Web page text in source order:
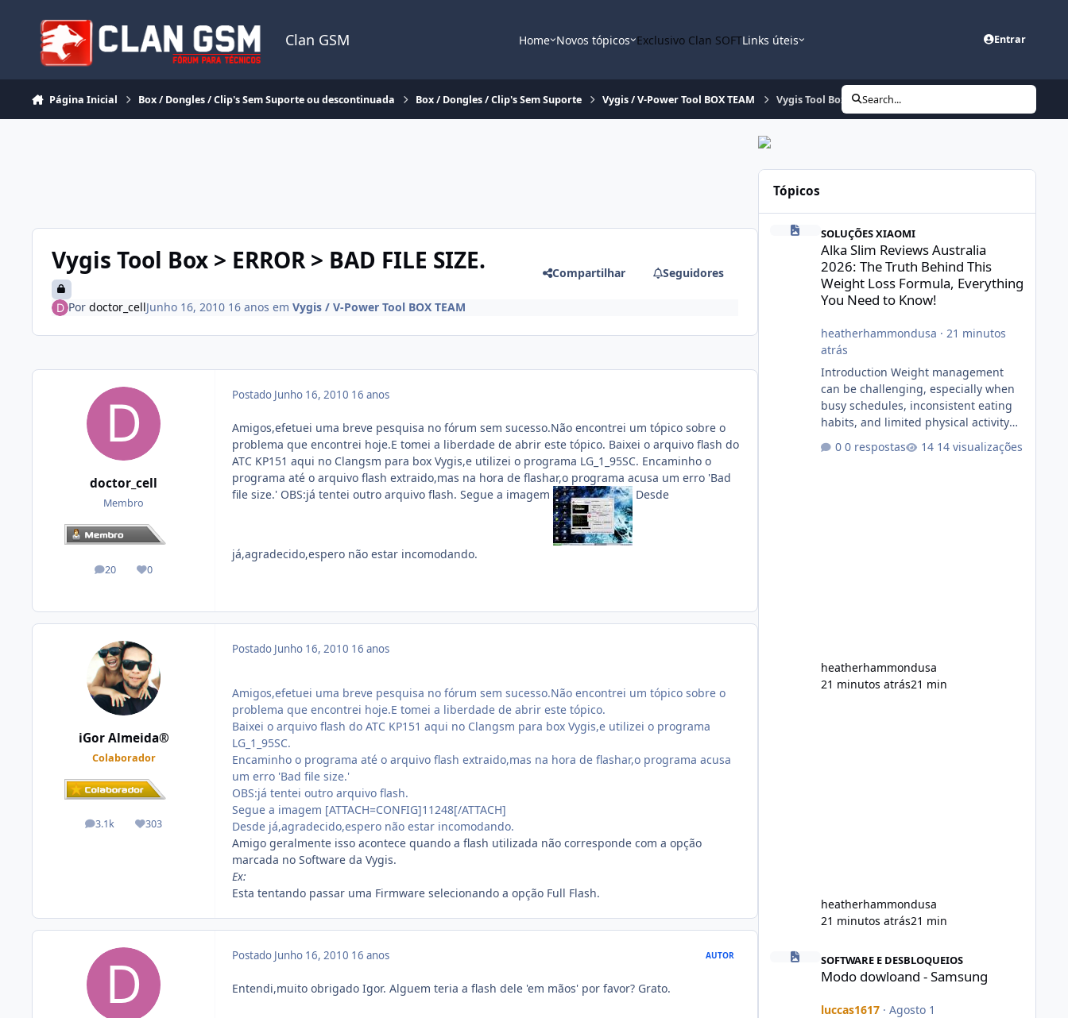
Clan GSM Home Novos tópicos Exclusivo Clan SOFTLinks úteis Entrar
Página Inicial Box / Dongles / Clip's Sem Suporte ou descontinuada Box / Dongles / Clip's Sem Suporte Vygis / V-Power Tool BOX TEAM Vygis Tool Box > ERROR > BAD FILE SIZE.
Search...
Vygis Tool Box > ERROR > BAD FILE SIZE. Compartilhar Seguidores
Por doctor_cellJunho 16, 2010 16 anos em Vygis / V-Power Tool BOX TEAM
doctor_cell
Membro
20
posts 0
Reputação
Postado Junho 16, 2010 16 anos
Amigos,efetuei uma breve pesquisa no fórum sem sucesso.Não encontrei um tópico sobre o
problema que encontrei hoje.E tomei a liberdade de abrir este tópico. Baixei o arquivo flash do
ATC KP151 aqui no Clangsm para box Vygis,e utilizei o programa LG_1_95SC. Encaminho o
programa até o arquivo flash extraido,mas na hora de flashar,o programa acusa um erro 'Bad
file size.' OBS:já tentei outro arquivo flash. Segue a imagem
Desde
já,agradecido,espero não estar incomodando.
iGor Almeida®
Colaborador
3.1k
posts 303
Reputação
Postado Junho 16, 2010 16 anos
Amigos,efetuei uma breve pesquisa no fórum sem sucesso.Não encontrei um tópico sobre o
problema que encontrei hoje.E tomei a liberdade de abrir este tópico.
Baixei o arquivo flash do ATC KP151 aqui no Clangsm para box Vygis,e utilizei o programa
LG_1_95SC.
Encaminho o programa até o arquivo flash extraido,mas na hora de flashar,o programa acusa
um erro 'Bad file size.'
OBS:já tentei outro arquivo flash.
Segue a imagem [ATTACH=CONFIG]11248[/ATTACH]
Desde já,agradecido,espero não estar incomodando.
Amigo geralmente isso acontece quando a flash utilizada não corresponde com a opção
marcada no Software da Vygis.
Ex:
Esta tentando passar uma Firmware selecionando a opção Full Flash.
Postado Junho 16, 2010 16 anos AUTOR
Entendi,muito obrigado Igor. Alguem teria a flash dele 'em mãos' por favor? Grato.
Tópicos
SOLUÇÕES XIAOMI
Alka Slim Reviews Australia
2026: The Truth Behind This
Weight Loss Formula, Everything
You Need to Know!
heatherhammondusa · 21 minutos
atrás
Introduction Weight management
can be challenging, especially when
busy schedules, inconsistent eating
habits, and limited physical activity
routine. As a result, many people look
0 respostas 14 visualizações
heatherhammondusa
21 minutos atrás21 min
heatherhammondusa
21 minutos atrás21 min
SOFTWARE E DESBLOQUEIOS
Modo dowloand - Samsung
luccas1617· Agosto 1